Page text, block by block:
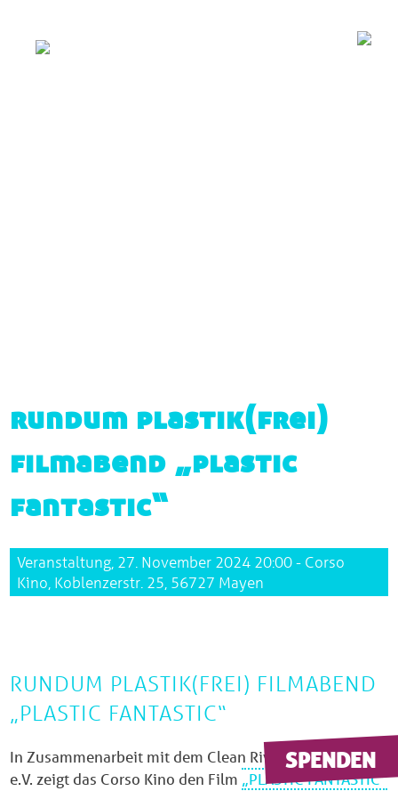
SPENDEN
rundum plastik(frei)
filmabend „plastic
fantastic“
Veranstaltung, 27. November 2024 20:00 - Corso
Kino, Koblenzerstr. 25, 56727 Mayen
RUNDUM PLASTIK(FREI) FILMABEND
„PLASTIC FANTASTIC“
In Zusammenarbeit mit dem Clean River Project
e.V. zeigt das Corso Kino den Film „PLASTIC FANTASTIC“